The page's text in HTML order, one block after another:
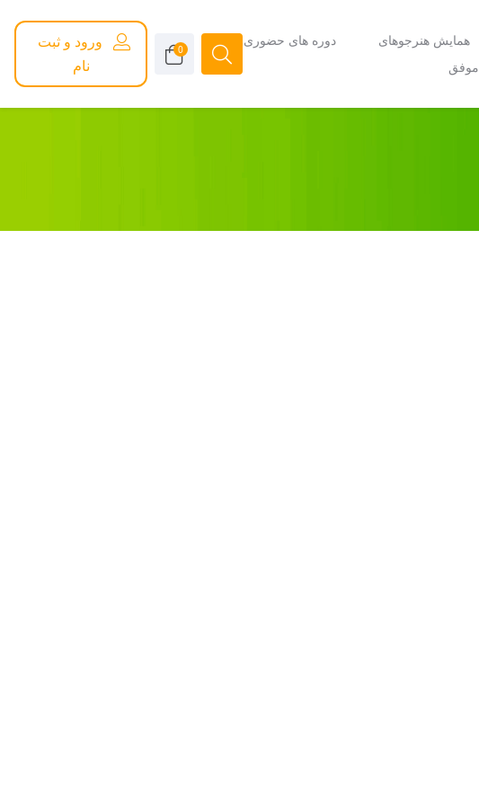
همایش هنرجوهای
موفق
دوره های حضوری
0
ورود و ثبت
نام